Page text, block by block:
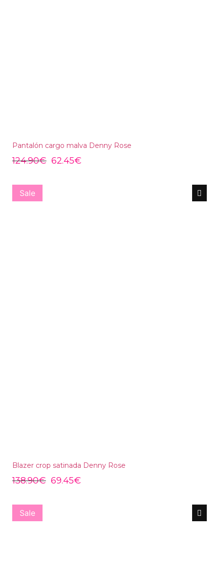
Pantalón cargo malva Denny Rose
124.90€ 62.45€
Sale
Blazer crop satinada Denny Rose
138.90€ 69.45€
Sale